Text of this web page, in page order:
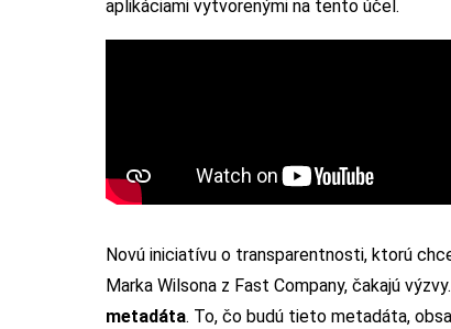
aplikáciami vytvorenými na tento účel.
Novú iniciatívu o transparentnosti, ktorú
Marka Wilsona z Fast Company, čakajú
metadáta. To, čo budú tieto metadáta,